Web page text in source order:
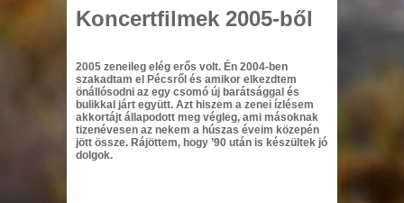
Koncertfilmek 2005-ből
2005 zeneileg elég erős volt. Én 2004-ben
szakadtam el Pécsről és amikor elkezdtem
önállósodni az egy csomó új barátsággal és
bulikkal járt együtt. Azt hiszem a zenei ízlésem
akkortájt állapodott meg végleg, ami másoknak
tizenévesen az nekem a húszas éveim közepén
jött össze. Rájöttem, hogy ’90 után is készültek jó
dolgok.